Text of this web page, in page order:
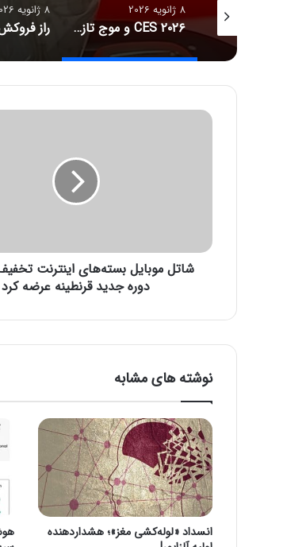
8 ژانویه 2026
CES ۲۰۲۶ و موج تازه سلامت دیجیتال؛ ترازوهای هوشمند، کنترل آلرژی و زیبایی با نور
8 ژانویه 2026
ش
ی
ت
ی
ا
ی
ن
ت
ر
ن
ت
ت
خ
شاتل موبایل بسته‌های اینترنت
دوره جدید قرنطینه عرضه کرد
نوشته های مشابه
انسداد «لوله‌کشی مغز»؛ هشداردهنده